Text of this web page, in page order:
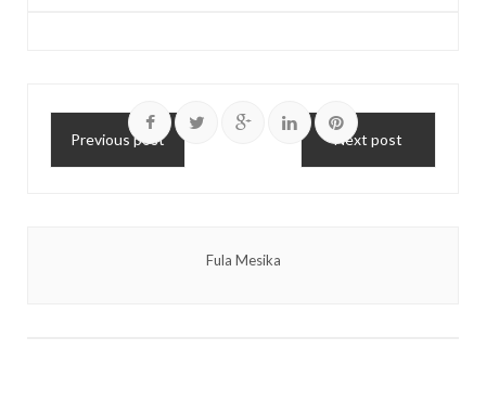
Previous post Next post
Fula Mesika